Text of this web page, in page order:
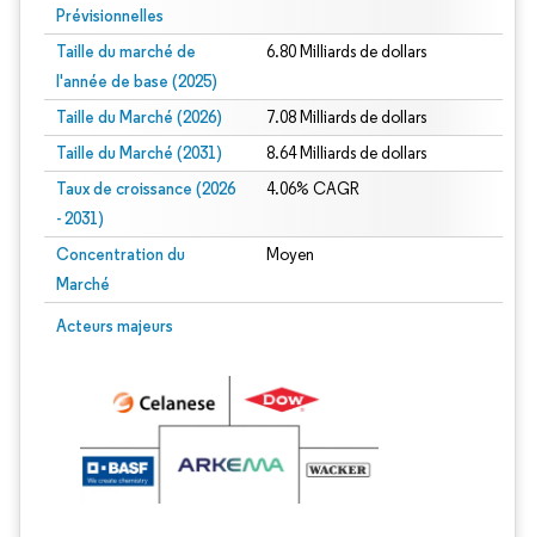
Prévisionnelles
Taille du marché de
l'année de base (2025)
6.80 Milliards de dollars
Taille du Marché (2026) 7.08 Milliards de dollars
Taille du Marché (2031) 8.64 Milliards de dollars
Taux de croissance (2026
- 2031)
4.06% CAGR
Concentration du
Marché
Moyen
Acteurs majeurs
Image © Mordor Intelligence. La réutilisation nécessite une attribution sous CC